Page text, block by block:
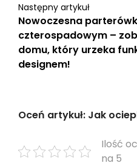
Następny artykuł
Nowoczesna
czterospadowym –
domu, który urzeka
designem!
Oceń artykuł: Jak
Ilość
na 5